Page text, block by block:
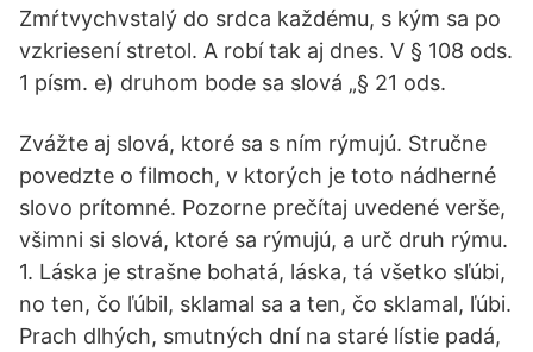
Zmŕtvychvstalý do srdca každému, s kým sa po
vzkriesení stretol. A robí tak aj dnes. V § 108 ods.
1 písm. e) druhom bode sa slová „§ 21 ods.
Zvážte aj slová, ktoré sa s ním rýmujú. Stručne
povedzte o filmoch, v ktorých je toto nádherné
slovo prítomné. Pozorne prečítaj uvedené verše,
všimni si slová, ktoré sa rýmujú, a urč druh rýmu.
1. Láska je strašne bohatá, láska, tá všetko sľúbi,
no ten, čo ľúbil, sklamal sa a ten, čo sklamal, ľúbi.
Prach dlhých, smutných dní na staré lístie padá,